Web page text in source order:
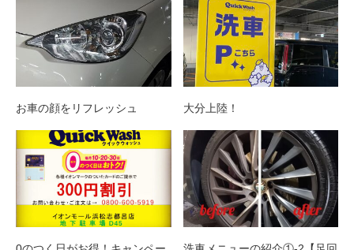
お車の顔をリフレッシュ 大分上陸！